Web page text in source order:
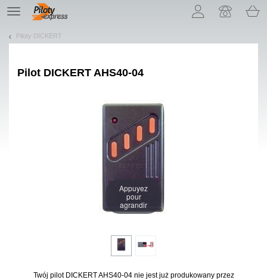
TE
navigation
Piloty DICKERT
Pilot DICKERT AHS40-04
Appuyez
pour
agrandir
Twój pilot DICKERT AHS40-04 nie jest już produkowany przez
Pozwól, że przedstawimy nasze ciasteczka!